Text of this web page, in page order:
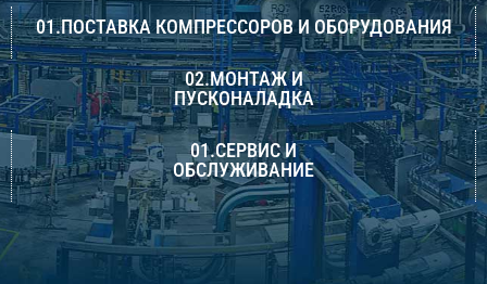
01.ПОСТАВКА КОМПРЕССОРОВ И ОБОРУДОВАНИЯ
02.МОНТАЖ И
ПУСКОНАЛАДКА
01.СЕРВИС И
ОБСЛУЖИВАНИЕ